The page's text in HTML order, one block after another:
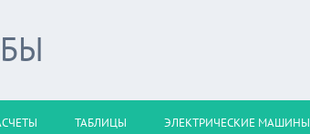
ТАБЛИЦЫ ЭЛЕКТРИЧЕСКИЕ МАШИНЫ